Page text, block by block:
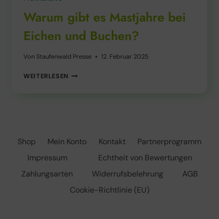
Warum gibt es Mastjahre bei
Eichen und Buchen?
Von Staufenwald Presse 12. Februar 2025
WEITERLESEN WARUM
BUCHEN?
Shop Mein Konto Kontakt
Partnerprogramm
Impressum
Echtheit von Bewertungen
Zahlungsarten
Widerrufsbelehrung
AGB
Cookie-Richtlinie (EU)